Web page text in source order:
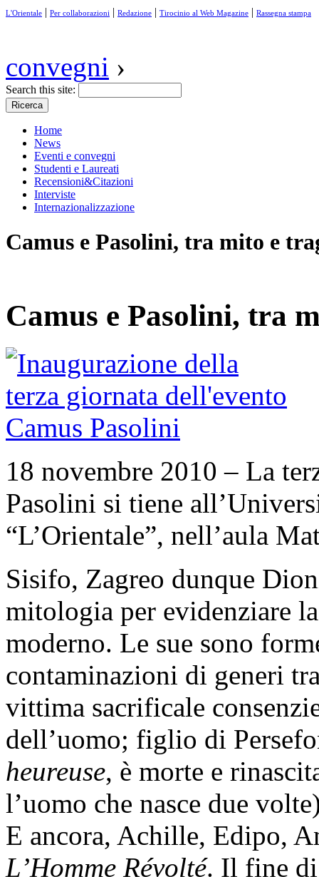
L'Orientale | Per collaborazioni | Redazione | Tirocinio al Web Magazine | Rassegna stampa
convegni ›
Search this site:
Home
News
Eventi e convegni
Studenti e Laureati
Recensioni&Citazioni
Interviste
Internazionalizzazione
Camus e Pasolini, tra mito e
Camus e Pasolini, tra
18 novembre 2010 – La
Pasolini si tiene
“L’Orientale”, nell’aula
Sisifo, Zagreo dunque
mitologia per evidenziare
moderno. Le sue sono
contaminazioni di generi
vittima sacrificale
dell’uomo; figlio di
heureuse, è morte e
l’uomo che nasce due
E ancora, Achille, Edipo,
L’Homme Révolté. Il fine di